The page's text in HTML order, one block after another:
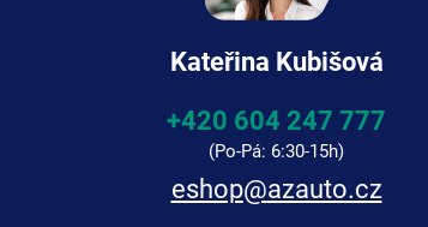
Kateřina Kubišová
+420 604 247 777
eshop@azauto.cz